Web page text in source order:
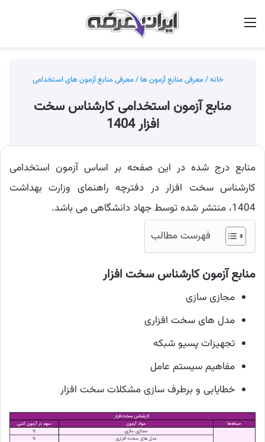
خانه/معرفی منابع آزمون ها /معرفی منابع آزمون های استخدامی
منابع آزمون استخدامی کارشناس سخت
افزار 1404
منابع درج شده در این صفحه بر اساس آزمون استخدامی
کارشناس سخت افزار در دفترچه راهنمای وزارت بهداشت
1404، منتشر شده توسط جهاد دانشگاهی می باشد.
فهرست مطالب
منابع آزمون کارشناس سخت افزار
مجازی سازی
مدل های سخت افزاری
تجهیزات پسیو شبکه
مفاهیم سیستم عامل
خطایابی و برطرف سازی مشکلات سخت افزار